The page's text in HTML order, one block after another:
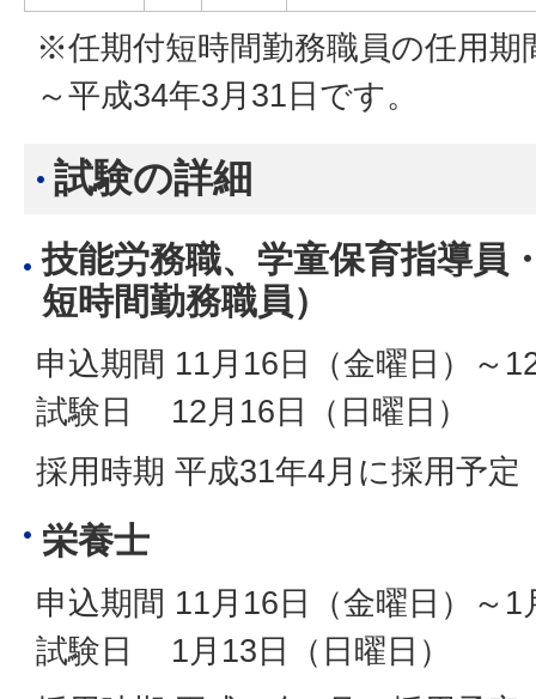
※任期付短時間勤務職員の任用期
～平成34年3月31日です。
試験の詳細
技能労務職、学童保育指導員
短時間勤務職員）
申込期間 11月16日（金曜日）～
試験日 12月16日（日曜日）
採用時期 平成31年4月に採用予定
栄養士
申込期間 11月16日（金曜日）～1
試験日 1月13日（日曜日）